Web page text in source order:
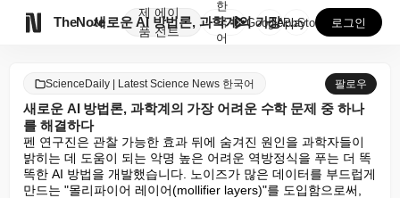
TheNote
제
품
에이
전트
새로운 AI 방법론, 과학계의 가장 어려운 수학 문제 ...
한
국
어
GooglePlay
AppStore 로그인
ScienceDaily | Latest Science News 한국어 팔로우
새로운 AI 방법론, 과학계의 가장 어려운 수학 문제 중 하나
를 해결하다
펜 연구진은 관찰 가능한 효과 뒤에 숨겨진 원인을 과학자들이
밝히는 데 도움이 되는 악명 높은 어려운 역방정식을 푸는 더 똑
똑한 AI 방법을 개발했습니다. 노이즈가 많은 데이터를 부드럽게
만드는 "몰리파이어 레이어(mollifier layers)"를 도입함으로써,